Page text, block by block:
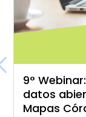
9°
datos
Mapas